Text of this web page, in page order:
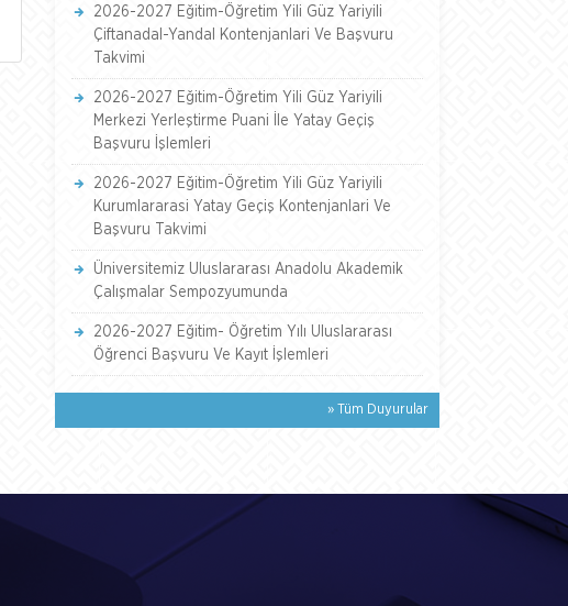
2026-2027 Eğitim-Öğretim Yili Güz Yariyili
Çiftanadal-Yandal Kontenjanlari Ve Başvuru
Takvimi
2026-2027 Eğitim-Öğretim Yili Güz Yariyili
Merkezi Yerleştirme Puani İle Yatay Geçiş
Başvuru İşlemleri
2026-2027 Eğitim-Öğretim Yili Güz Yariyili
Kurumlararasi Yatay Geçiş Kontenjanlari Ve
Başvuru Takvimi
Üniversitemiz Uluslararası Anadolu Akademik
Çalışmalar Sempozyumunda
2026-2027 Eğitim- Öğretim Yılı Uluslararası
Öğrenci Başvuru Ve Kayıt İşlemleri
» Tüm Duyurular